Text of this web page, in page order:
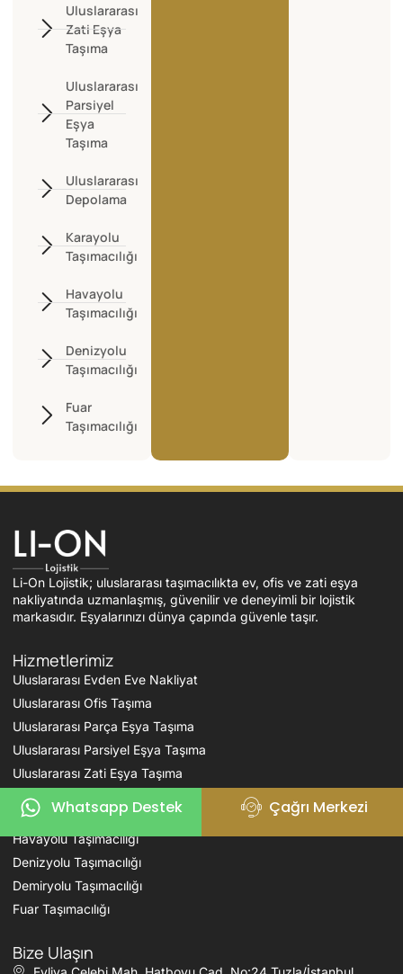
Uluslararası
Zati Eşya
Taşıma
Uluslararası
Parsiyel
Eşya
Taşıma
Uluslararası
Depolama
Karayolu
Taşımacılığı
Havayolu
Taşımacılığı
Denizyolu
Taşımacılığı
Fuar
Taşımacılığı
Li-On Lojistik; uluslararası taşımacılıkta ev, ofis ve zati eşya
nakliyatında uzmanlaşmış, güvenilir ve deneyimli bir lojistik
markasıdır. Eşyalarınızı dünya çapında güvenle taşır.
Hizmetlerimiz
Uluslararası Evden Eve Nakliyat
Uluslararası Ofis Taşıma
Uluslararası Parça Eşya Taşıma
Uluslararası Parsiyel Eşya Taşıma
Uluslararası Zati Eşya Taşıma
Karayolu Taşımacılığı
Havayolu Taşımacılığı
Denizyolu Taşımacılığı
Demiryolu Taşımacılığı
Fuar Taşımacılığı
Bize Ulaşın
Whatsapp Destek Çağrı Merkezi